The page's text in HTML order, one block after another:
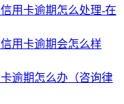
用卡逾期怎么处理-在
用卡逾期会怎么样
逾期怎么办（咨询律